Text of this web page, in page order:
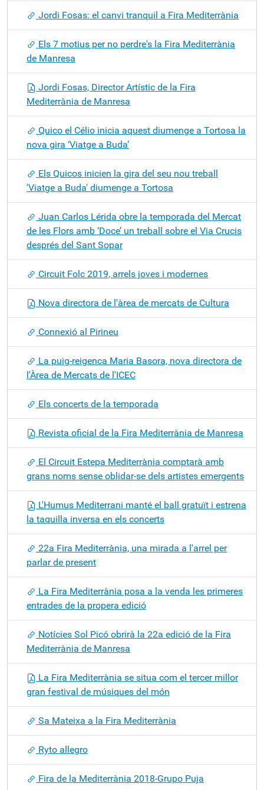
Jordi Fosas: el canvi tranquil a Fira Mediterrània
Els 7 motius per no perdre's la Fira Mediterrània
de Manresa
Jordi Fosas, Director Artístic de la Fira
Mediterrània de Manresa
Quico el Célio inicia aquest diumenge a Tortosa la
nova gira ‘Viatge a Buda’
Els Quicos inicien la gira del seu nou treball
'Viatge a Buda' diumenge a Tortosa
Juan Carlos Lérida obre la temporada del Mercat
de les Flors amb ‘Doce’ un treball sobre el Via Crucis
després del Sant Sopar
Circuit Folc 2019, arrels joves i modernes
Nova directora de l'àrea de mercats de Cultura
Connexió al Pirineu
La puig-reigenca Maria Basora, nova directora de
l'Àrea de Mercats de l'ICEC
Els concerts de la temporada
Revista oficial de la Fira Mediterrània de Manresa
El Circuit Estepa Mediterrània comptarà amb
grans noms sense oblidar-se dels artistes emergents
L'Humus Mediterrani manté el ball gratuït i estrena
la taquilla inversa en els concerts
22a Fira Mediterrània, una mirada a l'arrel per
parlar de present
La Fira Mediterrània posa a la venda les primeres
entrades de la propera edició
Notícies Sol Picó obrirà la 22a edició de la Fira
Mediterrània de Manresa
La Fira Mediterrània se situa com el tercer millor
gran festival de músiques del món
Sa Mateixa a la Fira Mediterrània
Ryto allegro
Fira de la Mediterrània 2018-Grupo Puja